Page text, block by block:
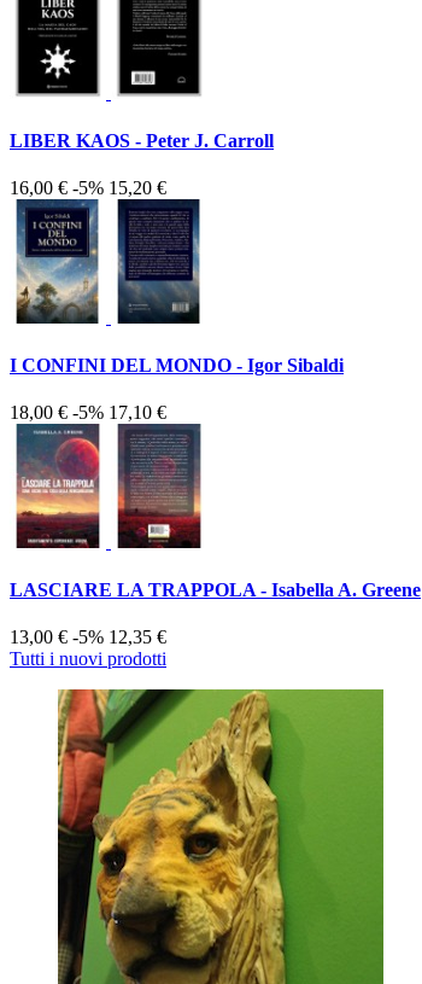
LIBER KAOS - Peter J. Carroll
16,00 € -5% 15,20 €
I CONFINI DEL MONDO - Igor Sibaldi
18,00 € -5% 17,10 €
LASCIARE LA TRAPPOLA - Isabella A. Greene
13,00 € -5% 12,35 €
Tutti i nuovi prodotti